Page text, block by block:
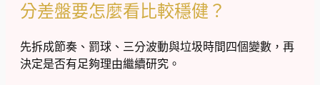
分差盤要怎麼看比較穩健？
先拆成節奏、罰球、三分波動與垃圾時間四個變數，再
決定是否有足夠理由繼續研究。